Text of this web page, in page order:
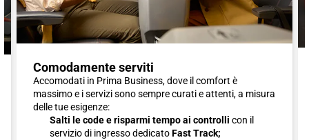
Comodamente serviti
Accomodati in Prima Business, dove il comfort è
massimo e i servizi sono sempre curati e attenti, a misura
delle tue esigenze:
Salti le code e risparmi tempo ai controlli con il
servizio di ingresso dedicatoFast Track;